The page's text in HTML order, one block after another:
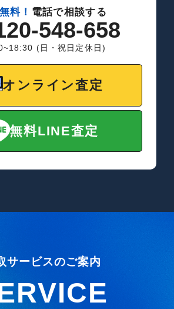
料！ 電話で相談する
548-658
(日・祝日定休日)
オンライン査定
無料LINE査定
サービスのご案内